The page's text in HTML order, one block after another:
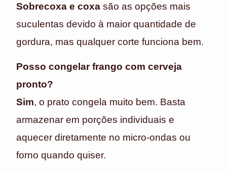
Sobrecoxa e coxa são as opções mais
suculentas devido à maior quantidade de
gordura, mas qualquer corte funciona bem.
Posso congelar frango com cerveja
pronto?
Sim, o prato congela muito bem. Basta
armazenar em porções individuais e
aquecer diretamente no micro-ondas ou
forno quando quiser.